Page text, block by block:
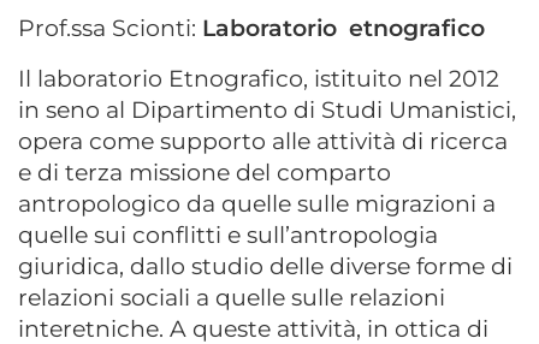
Prof.ssa Scionti: Laboratorio etnografico
Il laboratorio Etnografico, istituito nel 2012
in seno al Dipartimento di Studi Umanistici,
opera come supporto alle attività di ricerca
e di terza missione del comparto
antropologico da quelle sulle migrazioni a
quelle sui conflitti e sull’antropologia
giuridica, dallo studio delle diverse forme di
relazioni sociali a quelle sulle relazioni
interetniche. A queste attività, in ottica di